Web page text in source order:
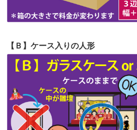
第58回人形供養祭令和5年12
第56回人形供養祭 令和4年10
第55回人形供養祭令和4年9月
第54回人形供養祭令和4年8月
第53回人形供養祭令和4年7月
【Ｂ】ケース入りの人形